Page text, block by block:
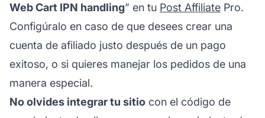
Web Cart IPN handling” en tu Post Affiliate Pro.
Configúralo en caso de que desees crear una
cuenta de afiliado justo después de un pago
exitoso, o si quieres manejar los pedidos de una
manera especial.
No olvides integrar tu sitio con el código de